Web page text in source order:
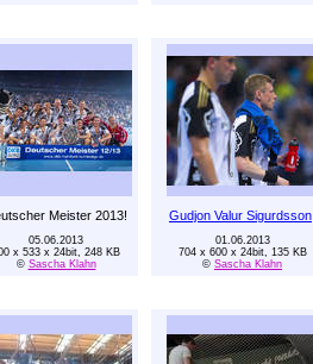
Meister 2013! Gudjon Valur Sigurdsson
05.06.2013
x 533 x 24bit, 248 KB
© Sascha Klahn
01.06.2013
704 x 600 x 24bit, 135 KB
© Sascha Klahn